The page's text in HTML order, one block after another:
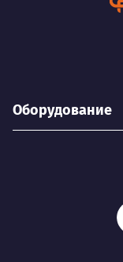
Оборудование